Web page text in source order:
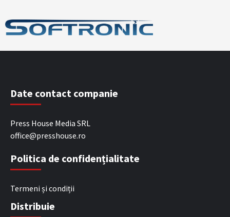
Date contact companie
Press House Media SRL
office@presshouse.ro
Politica de confidențialitate
Termeni și condiții
Distribuie